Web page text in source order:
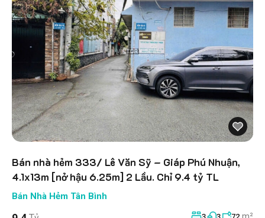
Bán nhà hẻm 333/ Lê Văn Sỹ – Giáp Phú Nhuận,
4.1x13m [nở hậu 6.25m] 2 Lầu. Chỉ 9.4 tỷ TL
Bán Nhà Hẻm Tân Bình